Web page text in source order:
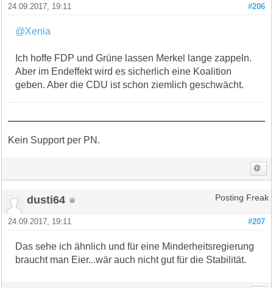
#206
24.09.2017, 19:11
@Xenia
Ich hoffe FDP und Grüne lassen Merkel lange zappeln.
Aber im Endeffekt wird es sicherlich eine Koalition
geben. Aber die CDU ist schon ziemlich geschwächt.
Kein Support per PN.
dusti64 Posting Freak
#207
24.09.2017, 19:11
Das sehe ich ähnlich und für eine Minderheitsregierung
braucht man Eier...wär auch nicht gut für die Stabilität.